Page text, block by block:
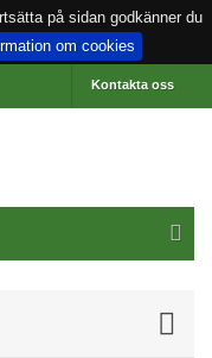
på sidan godkänner du
om cookies
Kontakta oss